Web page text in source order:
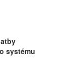
systému